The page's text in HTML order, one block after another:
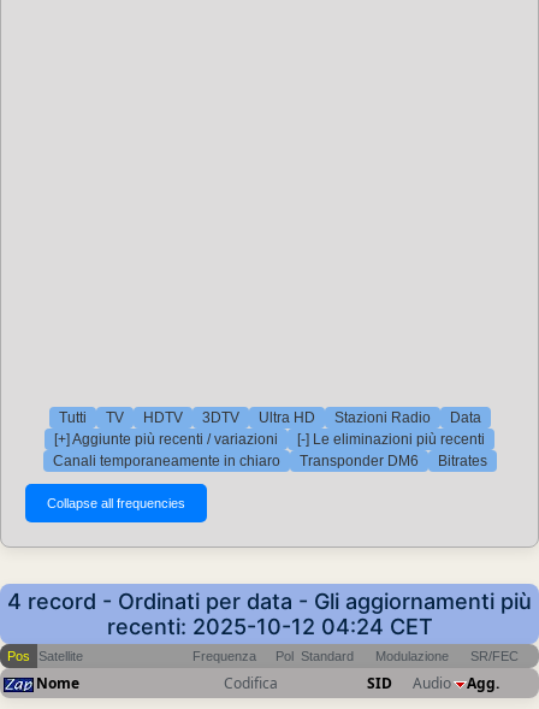
Tutti TV HDTV 3DTV Ultra HD Stazioni Radio
Data
[+] Aggiunte più recenti / variazioni
[-] Le eliminazioni più recenti
Canali temporaneamente in chiaro
Transponder DM6 Bitrates
4 record - Ordinati per data - Gli aggiornamenti più
recenti: 2025-10-12 04:24 CET
Pos Satellite Frequenza Pol Standard Modulazione SR/FEC
Nome Codifica SID Audio Agg.